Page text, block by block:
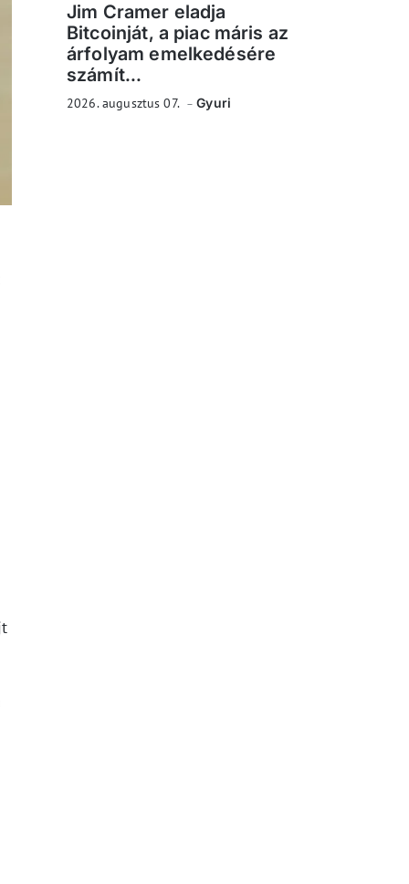
Jim Cramer eladja
Bitcoinját, a piac máris az
árfolyam emelkedésére
számít...
2026. augusztus 07. Gyuri